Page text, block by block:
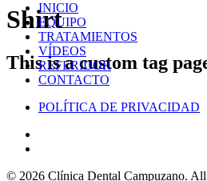
INICIO
EQUIPO
TRATAMIENTOS
VÍDEOS
REFERIDOR
CONTACTO
POLÍTICA DE PRIVACIDAD
© 2026 Clínica Dental Campuzano. All
Shirt
This is a custom tag